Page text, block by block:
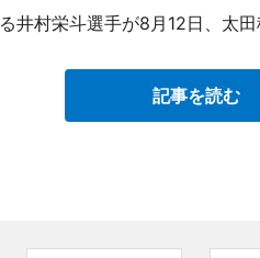
井村栄斗選手が8月12日、太田
記事を読む